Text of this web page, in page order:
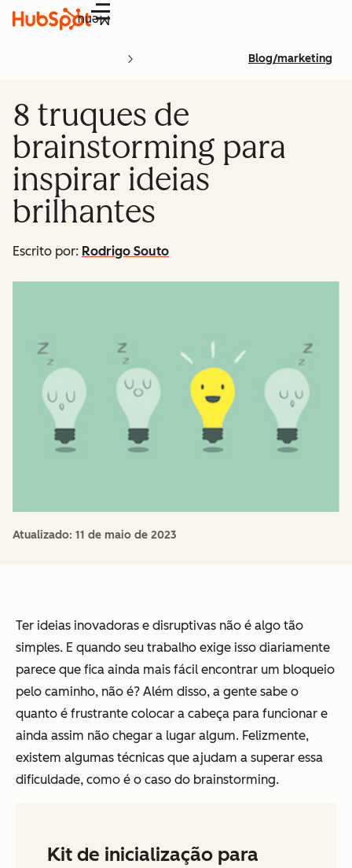
Menu
Blog/marketing
8 truques de
brainstorming para
inspirar ideias
brilhantes
Escrito por: Rodrigo Souto
Atualizado: 11 de maio de 2023
Ter ideias inovadoras e disruptivas não é algo tão
simples. E quando seu trabalho exige isso diariamente
parece que fica ainda mais fácil encontrar um bloqueio
pelo caminho, não é? Além disso, a gente sabe o
quanto é frustrante colocar a cabeça para funcionar e
ainda assim não chegar a lugar algum. Felizmente,
existem algumas técnicas que ajudam a superar essa
dificuldade, como é o caso do brainstorming.
Kit de inicialização para